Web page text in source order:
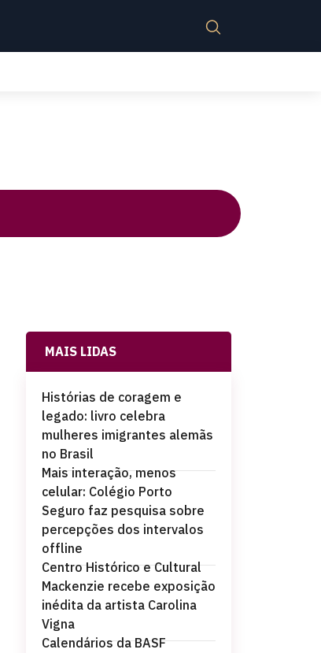
MAIS LIDAS
Histórias de coragem e
legado: livro celebra
mulheres imigrantes alemãs
no Brasil
Mais interação, menos
celular: Colégio Porto
Seguro faz pesquisa sobre
percepções dos intervalos
offline
Centro Histórico e Cultural
Mackenzie recebe exposição
inédita da artista Carolina
Vigna
Calendários da BASF